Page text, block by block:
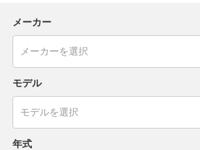
メーカー
モデル
年式